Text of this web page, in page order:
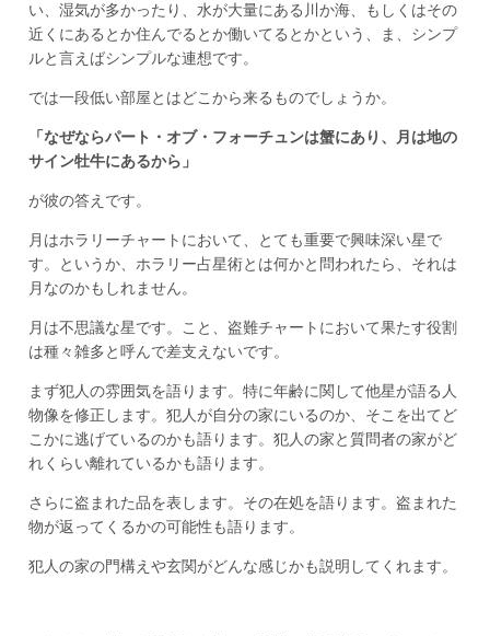
い、湿気が多かったり、水が大量にある川か海、もしくはその
近くにあるとか住んでるとか働いてるとかという、ま、シンプ
ルと言えばシンプルな連想です。
では一段低い部屋とはどこから来るものでしょうか。
「なぜならパート・オブ・フォーチュンは蟹にあり、月は地の
サイン牡牛にあるから」
が彼の答えです。
月はホラリーチャートにおいて、とても重要で興味深い星で
す。というか、ホラリー占星術とは何かと問われたら、それは
月なのかもしれません。
月は不思議な星です。こと、盗難チャートにおいて果たす役割
は種々雑多と呼んで差支えないです。
まず犯人の雰囲気を語ります。特に年齢に関して他星が語る人
物像を修正します。犯人が自分の家にいるのか、そこを出てど
こかに逃げているのかも語ります。犯人の家と質問者の家がど
れくらい離れているかも語ります。
さらに盗まれた品を表します。その在処を語ります。盗まれた
物が返ってくるかの可能性も語ります。
犯人の家の門構えや玄関がどんな感じかも説明してくれます。